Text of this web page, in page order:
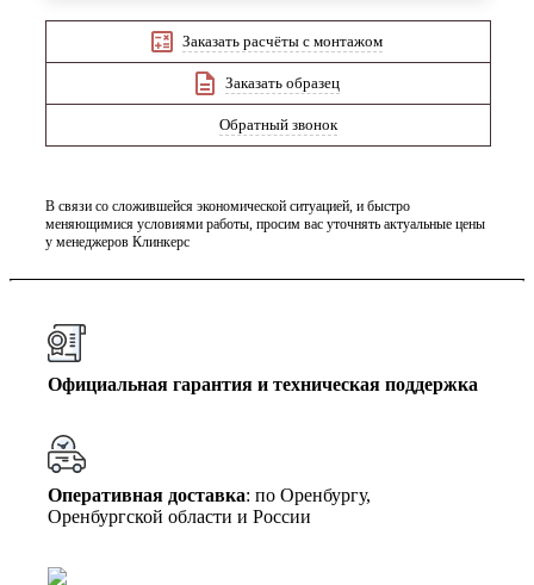
Заказать расчёты с монтажом
Заказать образец
Обратный звонок
В связи со сложившейся экономической ситуацией, и быстро
меняющимися условиями работы, просим вас уточнять актуальные цены
у менеджеров Клинкерс
Официальная гарантия и техническая поддержка
Оперативная доставка: по Оренбургу,
Оренбургской области и России